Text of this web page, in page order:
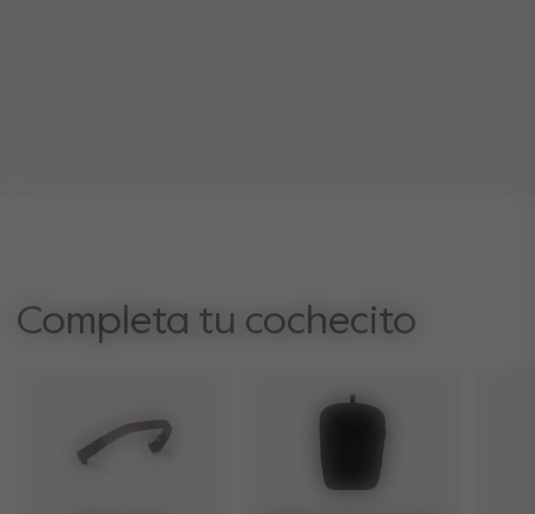
Completa tu cochecito